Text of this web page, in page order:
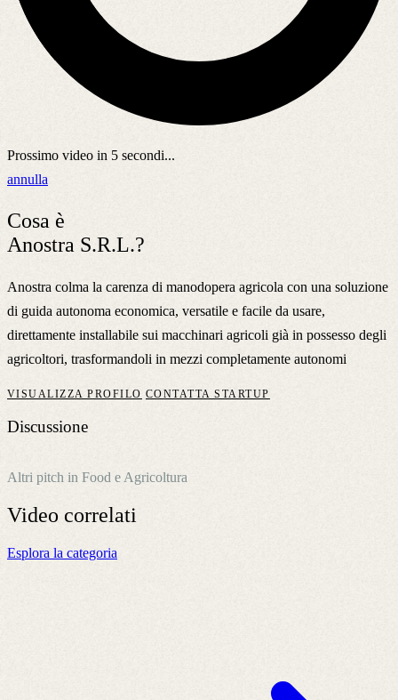
Prossimo video in 5 secondi...
annulla
Cosa è
Anostra S.R.L.?
Anostra colma la carenza di manodopera agricola con una soluzione
di guida autonoma economica, versatile e facile da usare,
direttamente installabile sui macchinari agricoli già in possesso degli
agricoltori, trasformandoli in mezzi completamente autonomi
VISUALIZZA PROFILO CONTATTA STARTUP
Discussione
Altri pitch in Food e Agricoltura
Video correlati
Esplora la categoria